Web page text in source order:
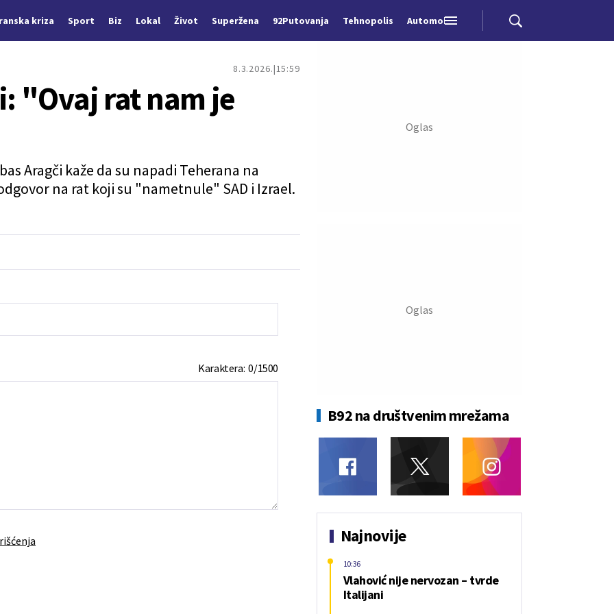
kriza Sport Biz Lokal Život Superžena 92Putovanja Tehnopolis Automobili
8.3.2026. 15:59
"Ovaj rat nam je
Aragči kaže da su napadi Teherana na
na rat koji su "nametnule" SAD i Izrael.
Karaktera:0/1500
B92 na društvenim mrežama
Najnovije
Vlahović nije nervozan – tvrde
Italijani
10:36